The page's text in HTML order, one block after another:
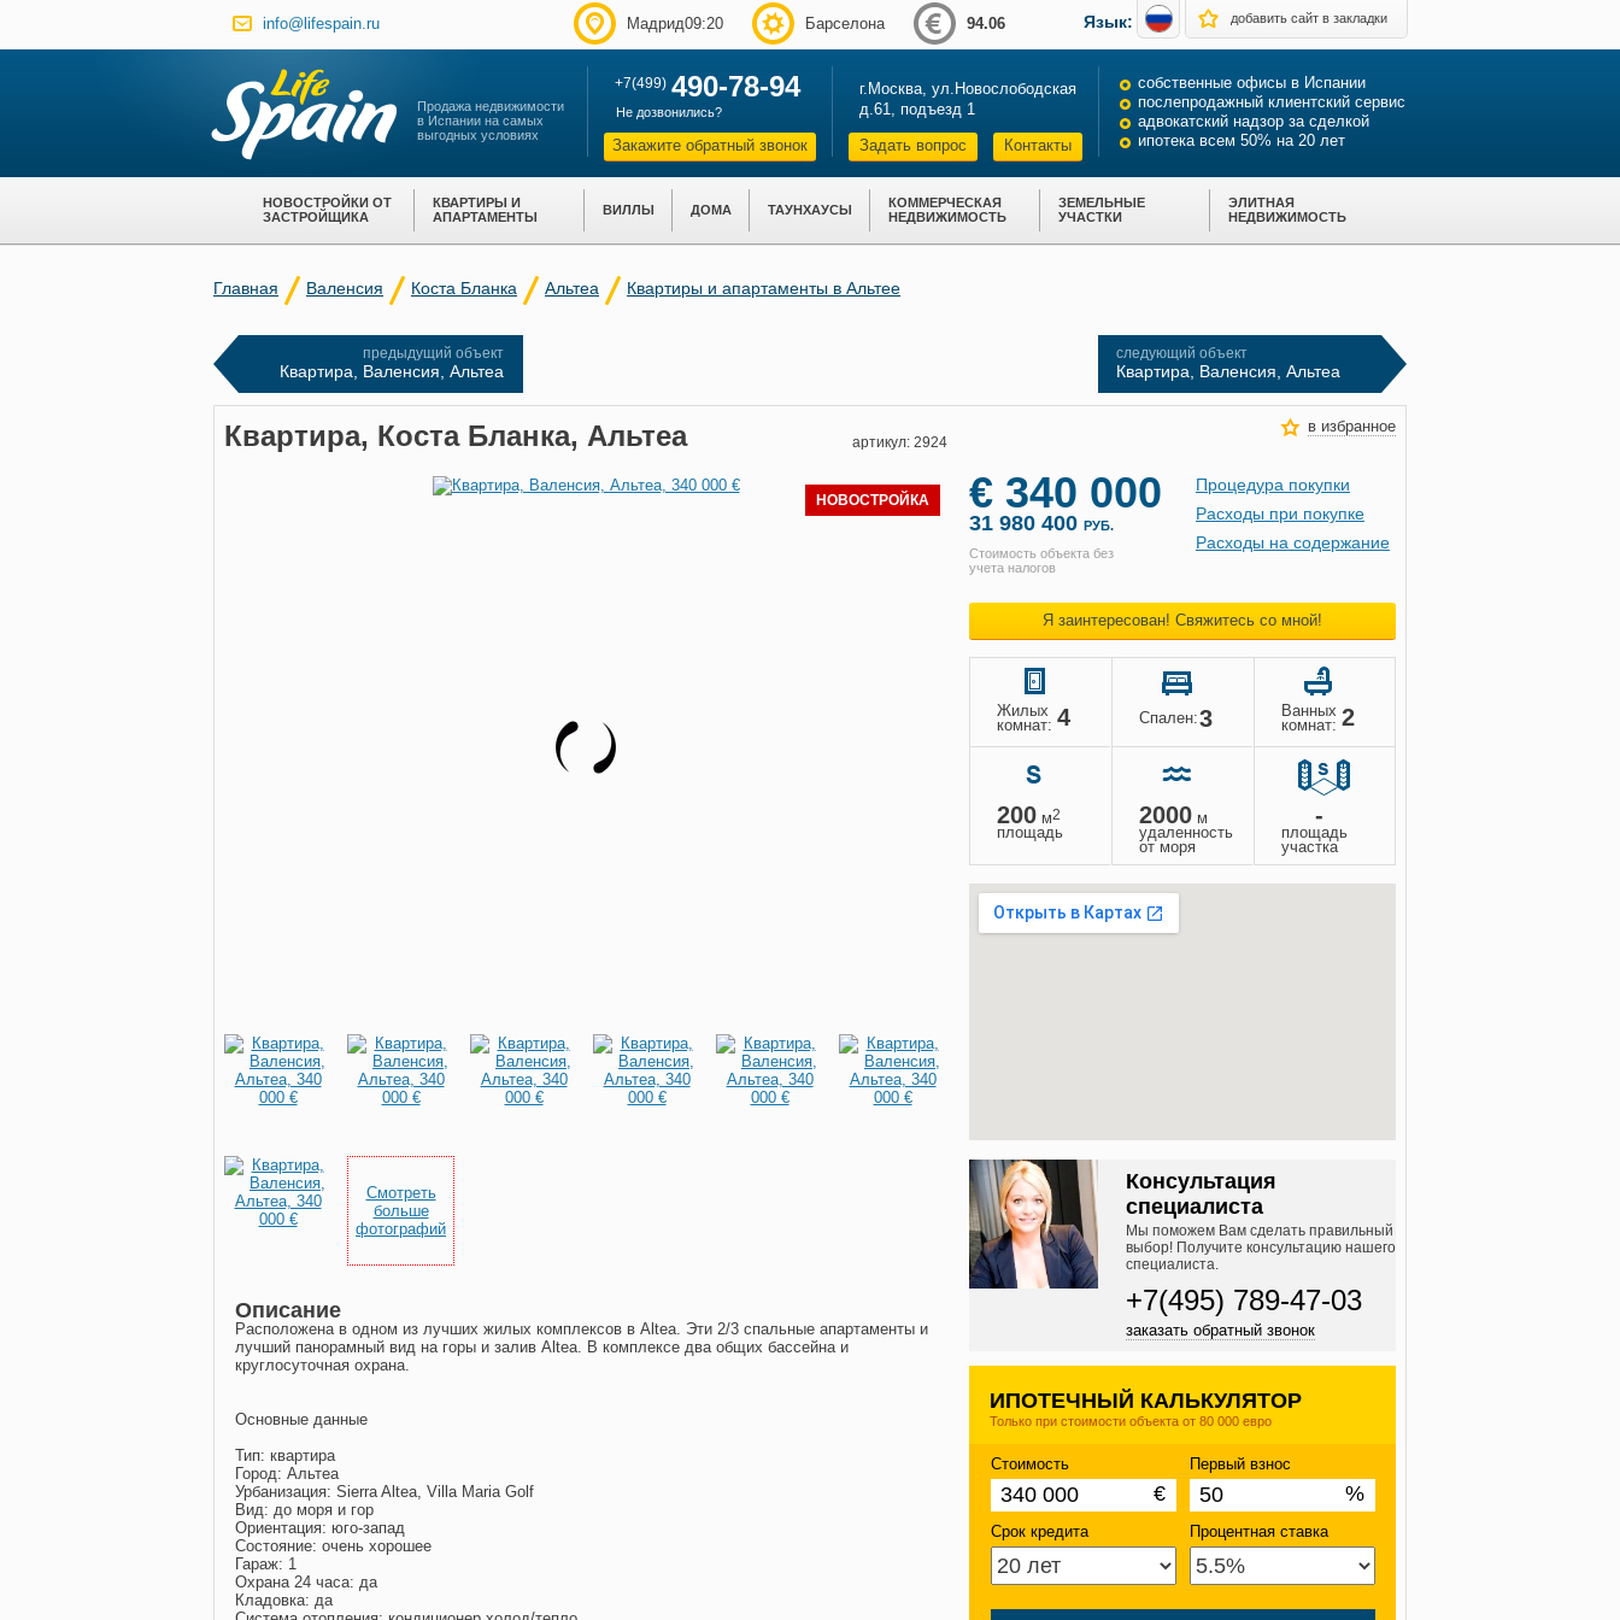
info@lifespain.ru Мадрид09:20 Барселона 94.06 Язык: Русскийдобавить сайт в закладки
Продажа недвижимости
в Испании на самых
выгодных условиях
+7(499) 490-78-94
Не дозвонились?
Закажите обратный звонок
г.Москва, ул.Новослободская
д.61, подъезд 1
Задать вопрос
Контакты
собственные офисы в Испании
послепродажный клиентский сервис
адвокатский надзор за сделкой
ипотека всем 50% на 20 лет
НОВОСТРОЙКИ ОТ
ЗАСТРОЙЩИКА
КВАРТИРЫ И
АПАРТАМЕНТЫ
ВИЛЛЫ ДОМА ТАУНХАУСЫ
КОММЕРЧЕСКАЯ
НЕДВИЖИМОСТЬ
ЗЕМЕЛЬНЫЕ
УЧАСТКИ
ЭЛИТНАЯ
НЕДВИЖИМОСТЬ
Главная Валенсия Коста Бланка Альтеа Квартиры и апартаменты в Альтее
предыдущий объект
Квартира, Валенсия, Альтеа
следующий объект
Квартира, Валенсия, Альтеа
артикул: 2924
Квартира, Коста Бланка, Альтеа
НОВОСТРОЙКА
Смотреть
больше
фотографий
Описание
Расположена в одном из лучших жилых комплексов в Altea. Эти 2/3 спальные апартаменты и
лучший панорамный вид на горы и залив Altea. В комплексе два общих бассейна и
круглосуточная охрана.
Основные данные
Тип: квартира
Город: Альтеа
Урбанизация: Sierra Altea, Villa Maria Golf
Вид: до моря и гор
Ориентация: юго-запад
Состояние: очень хорошее
Гараж: 1
Охрана 24 часа: да
Кладовка: да
в избранное
Процедура покупки
Расходы при покупке
Расходы на содержание
€ 340 000
31 980 400 РУБ.
Стоимость объекта без
учета налогов
Я заинтересован! Свяжитесь со мной!
Жилых
комнат: 4 Спален:3
Ванных
комнат: 2
200 м2
площадь
2000 м
удаленность
от моря
-
площадь
участка
Консультация
специалиста
Мы поможем Вам сделать правильный
выбор! Получите консультацию нашего
специалиста.
+7(495) 789-47-03
заказать обратный звонок
ИПОТЕЧНЫЙ КАЛЬКУЛЯТОР
Только при стоимости объекта от 80 000 евро
Стоимость
€
Первый взнос
%
Срок кредита Процентная ставка